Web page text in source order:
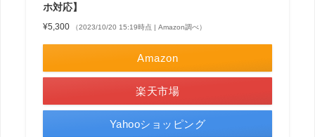
ホ対応】
¥5,300 （2023/10/20 15:19時点 | Amazon調べ）
Amazon
楽天市場
Yahooショッピング